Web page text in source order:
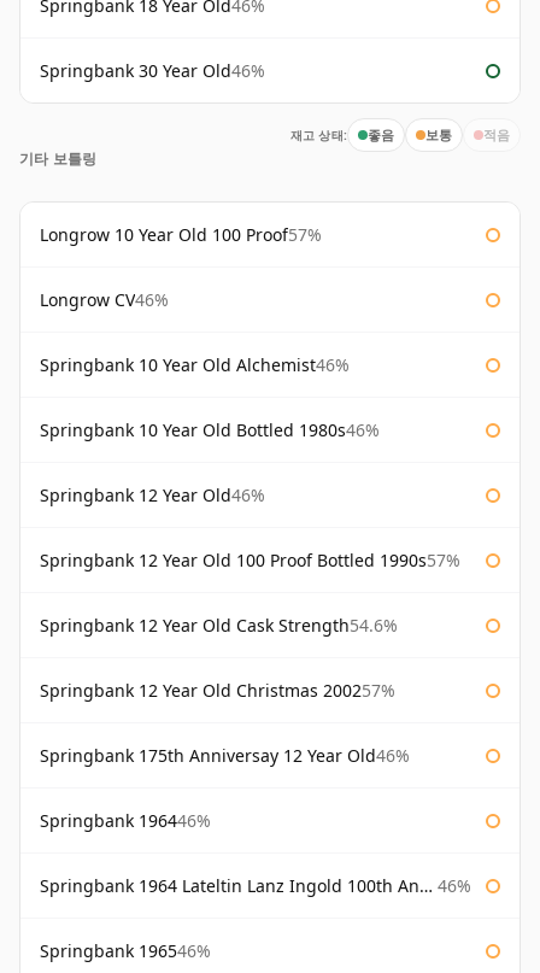
Springbank 18 Year Old46%
Springbank 30 Year Old46%
재고 상태: 좋음 보통 적음
기타 보틀링
Longrow 10 Year Old 100 Proof57%
Longrow CV46%
Springbank 10 Year Old Alchemist46%
Springbank 10 Year Old Bottled 1980s46%
Springbank 12 Year Old46%
Springbank 12 Year Old 100 Proof Bottled 1990s57%
Springbank 12 Year Old Cask Strength54.6%
Springbank 12 Year Old Christmas 200257%
Springbank 175th Anniversay 12 Year Old46%
Springbank 196446%
Springbank 1964 Lateltin Lanz Ingold 100th Anniversary 46%
Springbank 196546%